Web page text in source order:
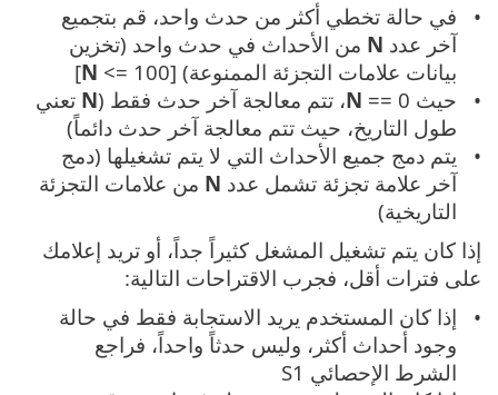
في حالة تخطي أكثر من حدث واحد، قم بتجميع
آخر عدد N من الأحداث في حدث واحد (تخزين
بيانات علامات التجزئة الممنوعة) [
N <= 100]
حيث
N == 0، تتم معالجة آخر حدث فقط ( N تعني
طول التاريخ، حيث تتم معالجة آخر حدث دائماً)
يتم دمج جميع الأحداث التي لا يتم تشغيلها (دمج
آخر علامة تجزئة تشمل عدد N من علامات التجزئة
التاريخية)
إذا كان يتم تشغيل المشغل كثيراً جداً، أو تريد إعلامك
على فترات أقل، فجرب الاقتراحات التالية:
إذا كان المستخدم يريد الاستجابة فقط في حالة
وجود أحداث أكثر، وليس حدثاً واحداً، فراجع
الشرط الإحصائي S1